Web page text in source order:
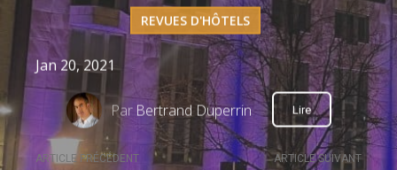
ARTICLE PRÉCÉDENT ARTICLE SUIVANT
REVUES D'HÔTELS
Jan 20, 2021
Par Bertrand Duperrin Lire